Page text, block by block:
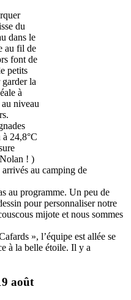
du
dans le
au fil de
font de
petits
la
à
niveau
à 24,8°C
! )
au camping de
au programme. Un peu de
pour personnaliser notre
mijote et nous sommes
», l’équipe est allée se
à la belle étoile. Il y a
août